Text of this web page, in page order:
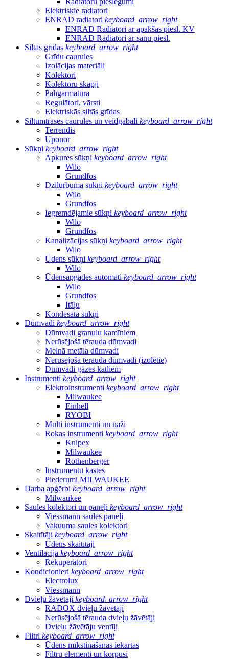
Elektriskie radiatori
ENRAD radiatori keyboard_arrow_right
ENRAD Radiatori ar apakšas piesl. KV
ENRAD Radiatori ar sānu piesl.
Siltās grīdas keyboard_arrow_right
Grīdu caurules
Izolācijas materiāli
Kolektori
Kolektoru skapji
Palīgarmatūra
Regulātori, vārsti
Elektriskās siltās grīdas
Siltumtrases caurules un veidgabali keyboard_arrow_right
Terrendis
Uponor
Sūkņi keyboard_arrow_right
Apkures sūkņi keyboard_arrow_right
Wilo
Grundfos
Dziļurbuma sūkņi keyboard_arrow_right
Wilo
Grundfos
Iegremdējamie sūkņi keyboard_arrow_right
Wilo
Grundfos
Kanalizācijas sūkņi keyboard_arrow_right
Wilo
Ūdens sūkņi keyboard_arrow_right
Wilo
Ūdensapgādes automāti keyboard_arrow_right
Wilo
Grundfos
Itāļu
Kondesāta sūkņi
Dūmvadi keyboard_arrow_right
Dūmvadi granulu kamīniem
Nerūsējošā tērauda dūmvadi
Melnā metāla dūmvadi
Nerūsējošā tērauda dūmvadi (izolētie)
Dūmvadi gāzes katliem
Instrumenti keyboard_arrow_right
Elektroinstrumenti keyboard_arrow_right
Milwaukee
Einhell
RYOBI
Multi instrumenti un naži
Rokas instrumenti keyboard_arrow_right
Knipex
Milwaukee
Rothenberger
Instrumentu kastes
Piederumi MILWAUKEE
Darba apģērbi keyboard_arrow_right
Milwaukee
Saules kolektori un paneļi keyboard_arrow_right
Viessmann saules paneļi
Vakuuma saules kolektori
Skaitītāji keyboard_arrow_right
Ūdens skaitītāji
Ventilācija keyboard_arrow_right
Rekuperātori
Kondicionieri keyboard_arrow_right
Electrolux
Viessmann
Dvieļu žāvētāji keyboard_arrow_right
RADOX dvieļu žāvētāji
Nerūsējošā tērauda dvieļu žāvētāji
Dvieļu žāvētāju ventīļi
Filtri keyboard_arrow_right
Ūdens mīkstināšanas iekārtas
Filtru elementi un korpusi